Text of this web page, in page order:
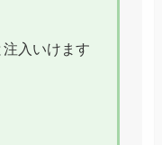
入いけます